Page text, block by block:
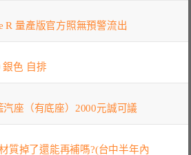
R 量產版官方照無預警流出
銀色 自排
汽座（有底座）2000元誠可議
質掉了還能再補嗎?(台中半年內